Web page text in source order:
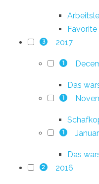
3 2017
1
Das
1
1
Das
2 2016